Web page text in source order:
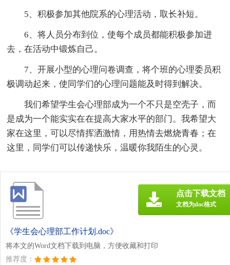
5、积极参加其他院系的心理活动，取长补短。
6、将人员分布到位，使每个成员都能积极参加进
去，在活动中锻炼自己。
7、开展小型的心理问卷调查，将个班的心理委员积
极调动起来，使同学们的心理问题能及时得到解决。
我们希望学生会心理部成为一个不只是空壳子，而
是成为一个能实实在在提高大家水平的部门。我希望大
家在这里，可以尽情挥洒激情，用热情去燃烧青春；在
这里，同学们可以传递快乐，温暖你我陌生的心灵。
《学生会心理部工作计划.doc》
将本文的Word文档下载到电脑，方便收藏和打印
推荐度：
点击下载文档
文档为doc格式